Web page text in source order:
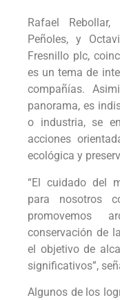
Rafael
Peñoles, y
Fresnillo plc,
es un tema de
compañías.
panorama, es
o industria, se
acciones
ecológica y
“El cuidado del
para nosotros
promovemos
conservación de
el objetivo de
significativos”,
Algunos de los